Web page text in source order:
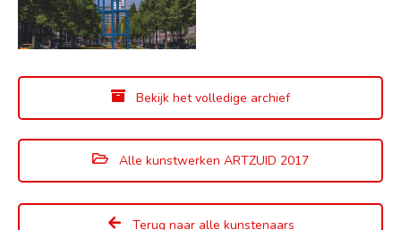
Bekijk het volledige archief
Alle kunstwerken ARTZUID 2017
Terug naar alle kunstenaars